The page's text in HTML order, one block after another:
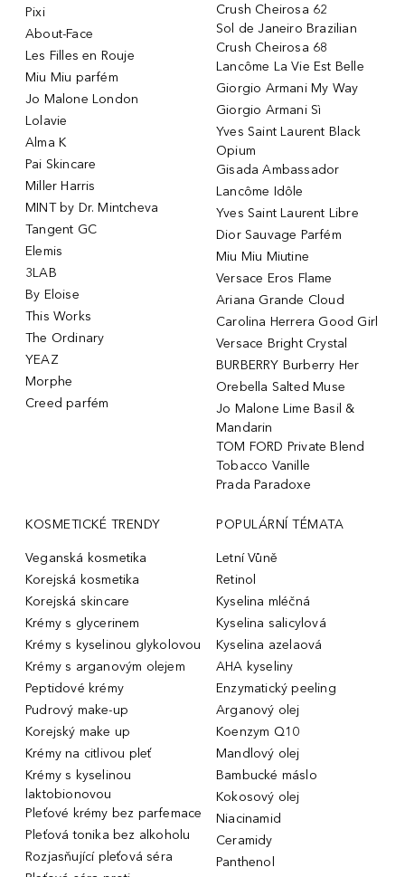
Pixi
About-Face
Les Filles en Rouje
Miu Miu parfém
Jo Malone London
Lolavie
Alma K
Pai Skincare
Miller Harris
MINT by Dr. Mintcheva
Tangent GC
Elemis
3LAB
By Eloise
This Works
The Ordinary
YEAZ
Morphe
Creed parfém
Crush Cheirosa 62
Sol de Janeiro Brazilian
Crush Cheirosa 68
Lancôme La Vie Est Belle
Giorgio Armani My Way
Giorgio Armani Sì
Yves Saint Laurent Black
Opium
Gisada Ambassador
Lancôme Idôle
Yves Saint Laurent Libre
Dior Sauvage Parfém
Miu Miu Miutine
Versace Eros Flame
Ariana Grande Cloud
Carolina Herrera Good Girl
Versace Bright Crystal
BURBERRY Burberry Her
Orebella Salted Muse
Jo Malone Lime Basil &
Mandarin
TOM FORD Private Blend
Tobacco Vanille
Prada Paradoxe
KOSMETICKÉ TRENDY
Veganská kosmetika
Korejská kosmetika
Korejská skincare
Krémy s glycerinem
Krémy s kyselinou glykolovou
Krémy s arganovým olejem
Peptidové krémy
Pudrový make-up
Korejský make up
Krémy na citlivou pleť
Krémy s kyselinou
laktobionovou
Pleťové krémy bez parfemace
Pleťová tonika bez alkoholu
Rozjasňující pleťová séra
POPULÁRNÍ TÉMATA
Letní Vůně
Retinol
Kyselina mléčná
Kyselina salicylová
Kyselina azelaová
AHA kyseliny
Enzymatický peeling
Arganový olej
Koenzym Q10
Mandlový olej
Bambucké máslo
Kokosový olej
Niacinamid
Ceramidy
Panthenol